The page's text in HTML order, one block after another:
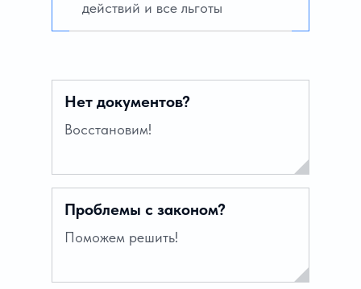
действий и все льготы
Нет документов?
Проблемы с законом?
Восстановим!
Поможем решить!